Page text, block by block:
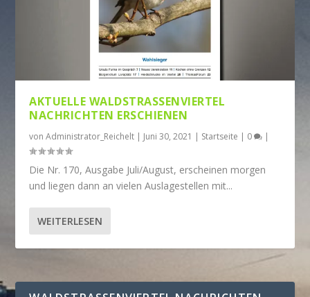
AKTUELLE WALDSTRASSENVIERTEL N
ACHRICHTEN ERSCHIENEN
vonAdministrator_Reichelt | Juni 30, 2021 | Startseite | 0 |
Die Nr. 170, Ausgabe Juli/August, erscheinen morgen
und liegen dann an vielen Auslagestellen mit...
WEITERLESEN